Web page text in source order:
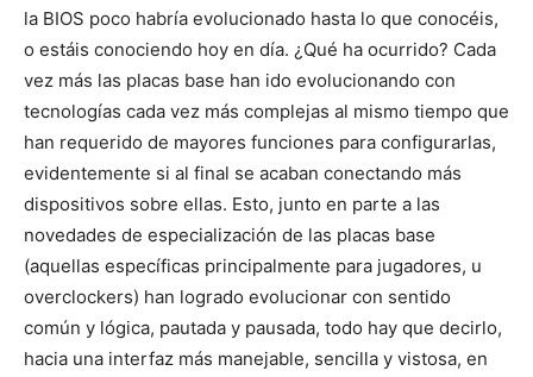
la BIOS poco habría evolucionado hasta lo que conocéis,
o estáis conociendo hoy en día. ¿Qué ha ocurrido? Cada
vez más las placas base han ido evolucionando con
tecnologías cada vez más complejas al mismo tiempo que
han requerido de mayores funciones para configurarlas,
evidentemente si al final se acaban conectando más
dispositivos sobre ellas. Esto, junto en parte a las
novedades de especialización de las placas base
(aquellas específicas principalmente para jugadores, u
overclockers) han logrado evolucionar con sentido
común y lógica, pautada y pausada, todo hay que decirlo,
hacia una interfaz más manejable, sencilla y vistosa, en